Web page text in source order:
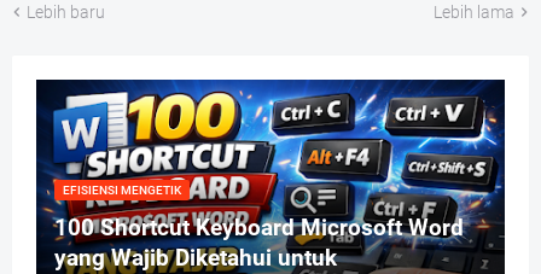
Lebih baru Lebih lama
EFISIENSI MENGETIK
100 Shortcut Keyboard Microsoft Word
yang Wajib Diketahui untuk